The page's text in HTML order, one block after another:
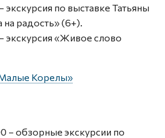
экскурсия по выставке Татьяны
радость» (6+).
экскурсия «Живое слово
Корелы»
– обзорные экскурсии по